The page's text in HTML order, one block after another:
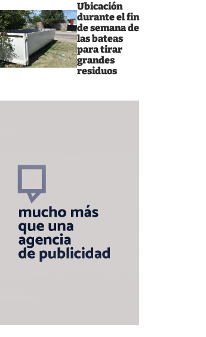
Ubicación
durante el fin
de semana de
las bateas
para tirar
grandes
residuos